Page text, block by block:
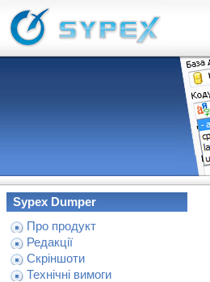
Sypex Dumper
Про продукт
Редакції
Скріншоти
Технічні вимоги